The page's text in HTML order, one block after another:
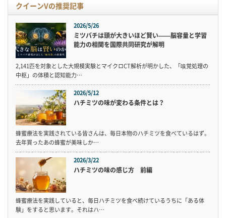
クイーンVの推奨記事
2026/5/26
ミツバチは頭が大きいほど賢い——脳容量と学習
能力の相関を国際共同研究が解明
2,141匹を対象とした大規模実験とマイクロCT解析が明かした、「嗅覚処理の
中枢」の体積と認知能力…
2026/5/12
ハチミツの味が変わる条件とは？
蜂蜜療法を実践されている皆さんは、毎日本物のハチミツを食べているはず。
去年買ったあの蜂蜜が美味しか…
2026/3/22
ハチミツの味の感じ方 前編
蜂蜜療法を実践していると、毎日ハチミツを食べ続けているうちに「ある体
験」をすると思います。それはハ…